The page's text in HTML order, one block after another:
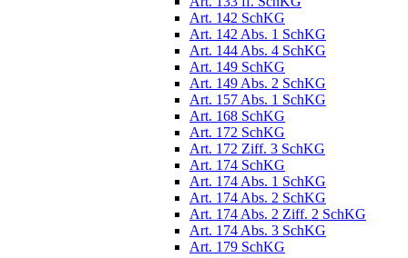
Art. 142 SchKG
Art. 142 Abs. 1 SchKG
Art. 144 Abs. 4 SchKG
Art. 149 SchKG
Art. 149 Abs. 2 SchKG
Art. 157 Abs. 1 SchKG
Art. 168 SchKG
Art. 172 SchKG
Art. 172 Ziff. 3 SchKG
Art. 174 SchKG
Art. 174 Abs. 1 SchKG
Art. 174 Abs. 2 SchKG
Art. 174 Abs. 2 Ziff. 2 SchKG
Art. 174 Abs. 3 SchKG
Art. 179 SchKG